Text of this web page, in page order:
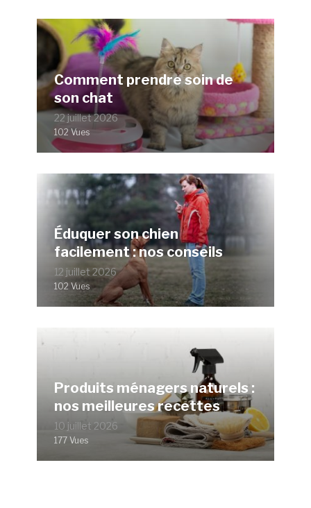
Comment prendre soin de
son chat
22 juillet 2026
102 Vues
Éduquer son chien
facilement : nos conseils
12 juillet 2026
102 Vues
Produits ménagers naturels :
nos meilleures recettes
10 juillet 2026
177 Vues